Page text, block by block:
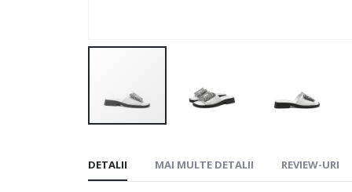
the
DETALII MAI MULTE DETALII REVIEW-URI